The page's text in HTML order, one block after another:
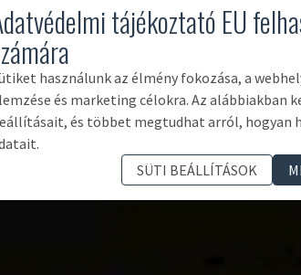
tájékoztató EU
használunk az élmény fokozása, a
és marketing célokra. Az alábbiakban
és többet megtudhat arról, hogyan
SÜTI BEÁLLÍTÁSOK